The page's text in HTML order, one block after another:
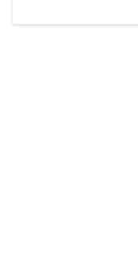
Der Weinbau